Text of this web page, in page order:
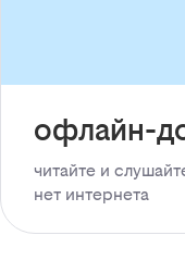
офлайн-
читайте и
нет интернета